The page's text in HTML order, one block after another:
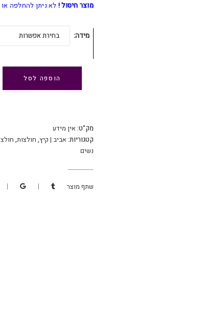
מוצר חיסול ! לא ניתן להחלפה
מידה בחירת אפשרות
הוספה לסל
מק"ט: אין מידע
קטגוריות: אביב | קיץ, חולצות,
נשים
שתף מוצר